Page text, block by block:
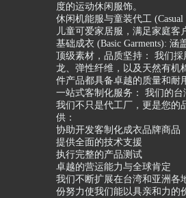
度的运动休闲服饰。
休闲机能服与童装代工
儿童可爱家居服，满足家庭客
基础成衣 (Basic Garments): 涵
顶级素材，品质坚持： 我们
龙、弹性纤维，以及天然有机
件产品都具备卓越的质量和耐
一站式客制化服务： 我们的台
我们不只是代工厂，更是您
供：
协助开发客制化成衣品牌商品
提供全面的技术支援
执行完整的产品测试
卓越的营运能力与全球肯定
我们不断扩展在台湾和亚洲各
份努力使我们能以具亲和力的